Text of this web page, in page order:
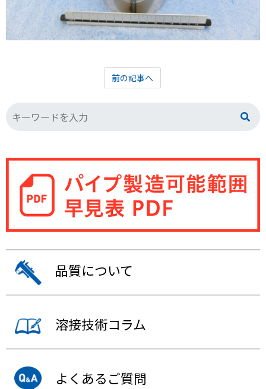
前の記事へ
品質について
溶接技術コラム
よくあるご質問